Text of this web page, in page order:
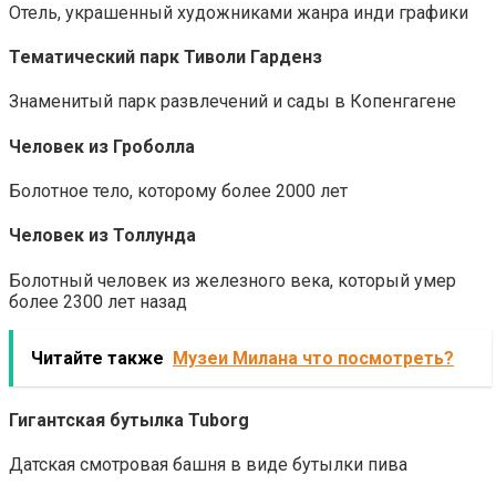
Отель, украшенный художниками жанра инди графики
Тематический парк Тиволи Гарденз
Знаменитый парк развлечений и сады в Копенгагене
Человек из Гроболла
Болотное тело, которому более 2000 лет
Человек из Толлунда
Болотный человек из железного века, который умер
более 2300 лет назад
Читайте также Музеи Милана что посмотреть?
Гигантская бутылка Tuborg
Датская смотровая башня в виде бутылки пива